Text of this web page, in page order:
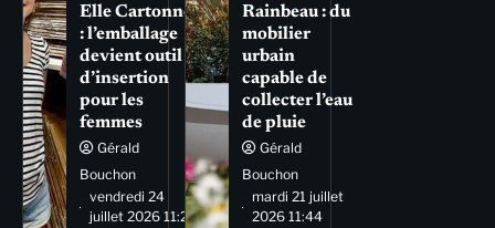
Elle Cartonne
: l’emballage
devient outil
d’insertion
pour les
femmes
Gérald
Bouchon
vendredi 24
juillet 2026 11:29
Rainbeau : du
mobilier
urbain
capable de
collecter l’eau
de pluie
Gérald
Bouchon
mardi 21 juillet
2026 11:44